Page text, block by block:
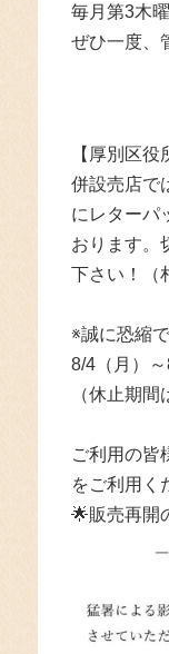
毎月 第3木
ぜひ一度、
【厚別区
併設売店で
にレターパ
おります。
下さい！（
※誠に恐縮
8/4（月）
（休止期
ご利用の皆
をご利用く
🌟販売再開